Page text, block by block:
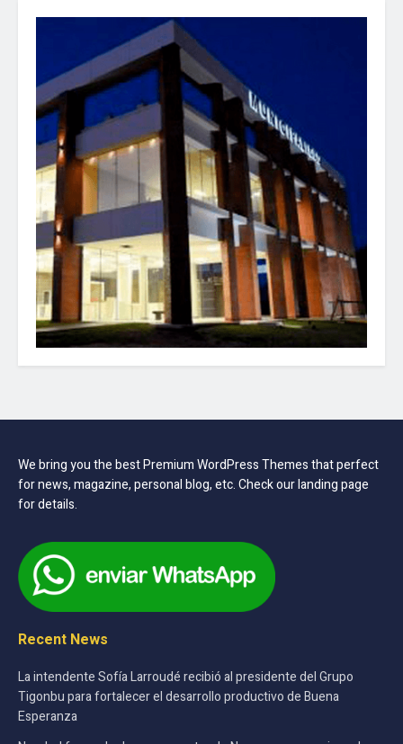
We bring you the best Premium WordPress Themes that perfect
for news, magazine, personal blog, etc. Check our landing page
for details.
Recent News
La intendente Sofía Larroudé recibió al presidente del Grupo
Tigonbu para fortalecer el desarrollo productivo de Buena
Esperanza